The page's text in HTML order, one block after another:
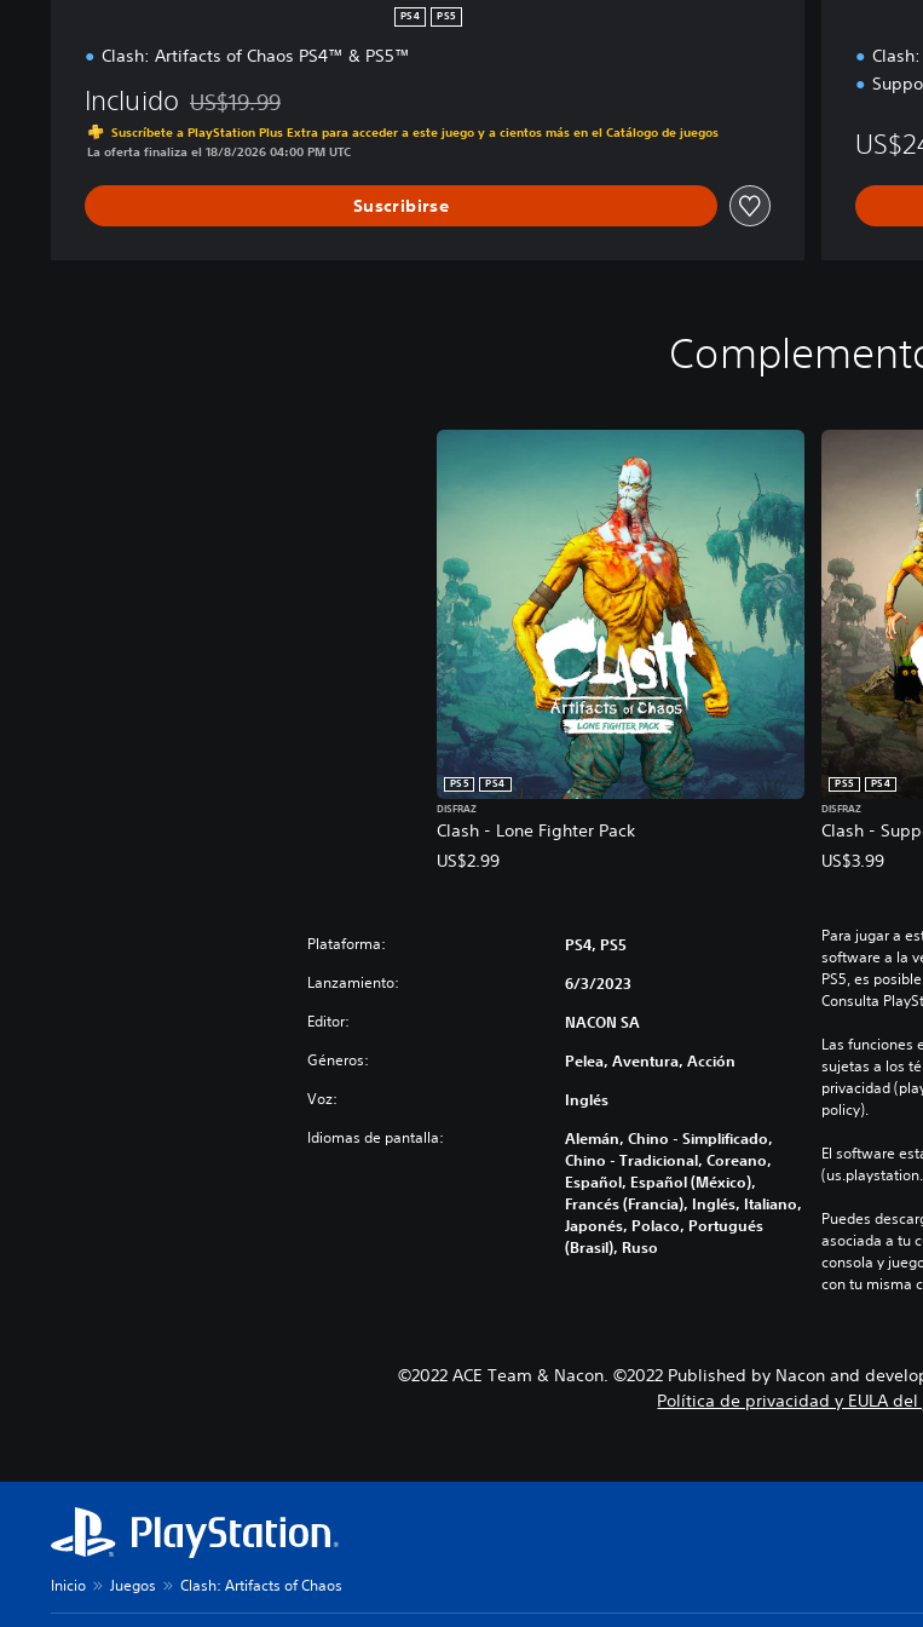
PS4 PS5
Clash: Artifacts of Chaos PS4™ & PS5™
Incluido Rebajado del precio original de US$19.99
US$19.99
Suscríbete a PlayStation Plus Extra para acceder a este juego y a cientos más en el Catálogo de juegos
La oferta finaliza el 18/8/2026 04:00 PM UTC
Suscribirse
Clash - Lone Fighter Pack
PS5
PS4
DISFRAZ
US$2.99
Clash -
PS5
PS4
DISFRAZ
US$3.99
Plataforma: PS4, PS5
Lanzamiento: 6/3/2023
Editor: NACON SA
Géneros: Pelea, Aventura, Acción
Voz: Inglés
Idiomas de pantalla:
Alemán, Chino - Simplificado,
Chino - Tradicional, Coreano,
Español, Español (México),
Francés (Francia), Inglés, Italiano,
Japonés, Polaco, Portugués
(Brasil), Ruso
Para jugar a
software a la
PS5, es
Consulta
Las funciones
sujetas a los
privacidad
policy).
El software
Puedes
asociada a tu
consola y
con tu misma
©2022 ACE Team & Nacon. ©2022 Published by Nacon and
Política de privacidad y EULA
Inicio Juegos Clash: Artifacts of Chaos